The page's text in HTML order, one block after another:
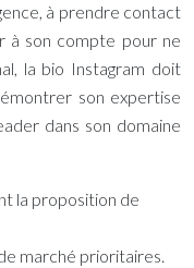
à prendre contact
à son compte pour ne
la bio Instagram doit
son expertise
dans son domaine
la proposition de
marché prioritaires.